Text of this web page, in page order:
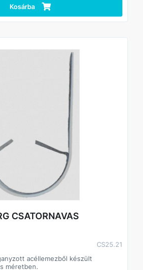
Kosárba
CSATORNAVAS
CS25.21
acéllemezből készült
méretben.